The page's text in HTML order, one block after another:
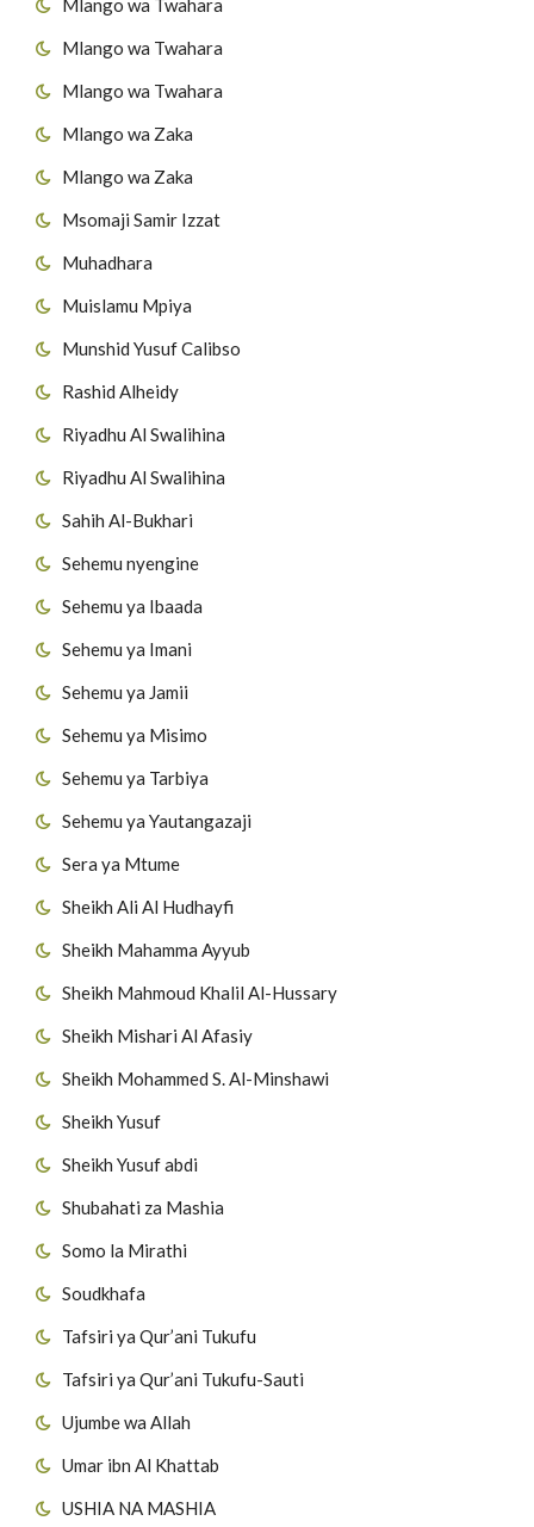
Mlango wa Twahara
Mlango wa Twahara
Mlango wa Twahara
Mlango wa Zaka
Mlango wa Zaka
Msomaji Samir Izzat
Muhadhara
Muislamu Mpiya
Munshid Yusuf Calibso
Rashid Alheidy
Riyadhu Al Swalihina
Riyadhu Al Swalihina
Sahih Al-Bukhari
Sehemu nyengine
Sehemu ya Ibaada
Sehemu ya Imani
Sehemu ya Jamii
Sehemu ya Misimo
Sehemu ya Tarbiya
Sehemu ya Yautangazaji
Sera ya Mtume
Sheikh Ali Al Hudhayfi
Sheikh Mahamma Ayyub
Sheikh Mahmoud Khalil Al-Hussary
Sheikh Mishari Al Afasiy
Sheikh Mohammed S. Al-Minshawi
Sheikh Yusuf
Sheikh Yusuf abdi
Shubahati za Mashia
Somo la Mirathi
Soudkhafa
Tafsiri ya Qur’ani Tukufu
Tafsiri ya Qur’ani Tukufu-Sauti
Ujumbe wa Allah
Umar ibn Al Khattab
USHIA NA MASHIA